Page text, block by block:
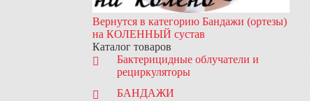
Вернутся в категорию Бандажи (ортезы)
на КОЛЕННЫЙ сустав
Каталог товаров
Бактерицидные облучатели и
рециркуляторы
БАНДАЖИ